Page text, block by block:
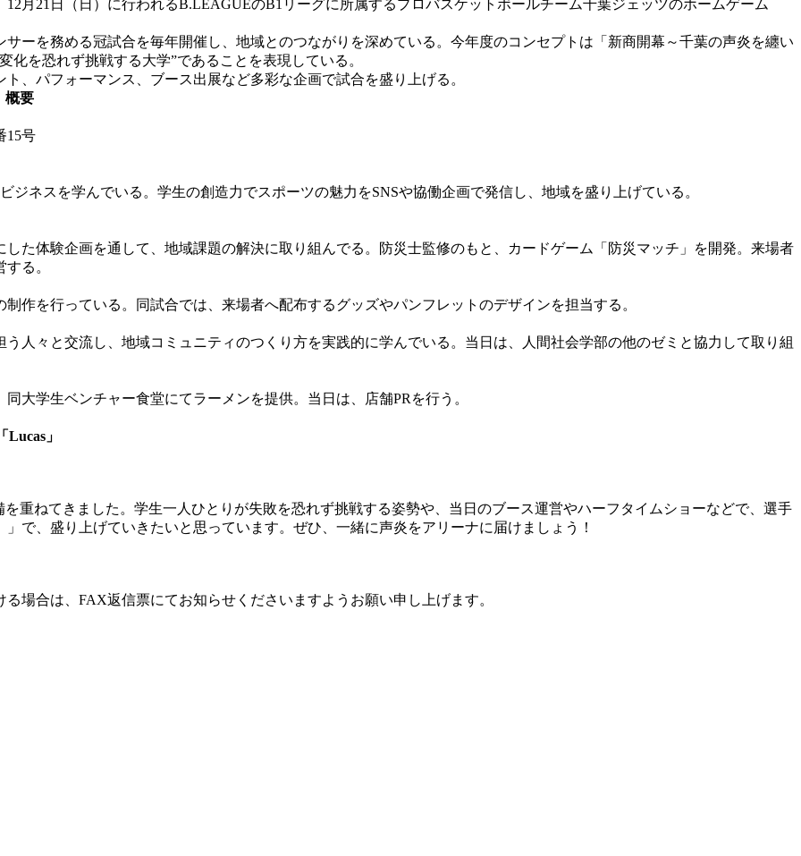
月21日（日）に行われるB.LEAGUEのB1リーグに所属するプロバスケットボールチーム千葉ジェッツのホームゲーム
を務める冠試合を毎年開催し、地域とのつながりを深めている。今年度のコンセプトは「新商開幕～千葉の声炎を纏い
化を恐れず挑戦する大学”であることを表現している。
パフォーマンス、ブース出展など多彩な企画で試合を盛り上げる。
概要
15号
ネスを学んでいる。 学生の創造力でスポーツの魅力をSNSや協働企画で発信し、地域を盛り上げている。
体験企画を通して、地域課題の解決に取り組んでる。防災士監修のもと、カードゲーム「防災マッチ」を開発。来場者
る。
を行っている。同試合では、来場者へ配布するグッズやパンフレットのデザインを担当する。
々と交流し、地域コミュニティのつくり方を実践的に学んでいる。当日は、人間社会学部の他のゼミと協力して取り組
学生ベンチャー食堂にてラーメンを提供。当日は、店舗PRを行う。
」
重ねてきました。学生一人ひとりが失敗を恐れず挑戦する姿勢や、当日のブース運営やハーフタイムショーなどで、選手
で、盛り上げていきたいと思っています。ぜひ、一緒に声炎をアリーナに届けましょう！
合は、FAX返信票にてお知らせくださいますようお願い申し上げます。